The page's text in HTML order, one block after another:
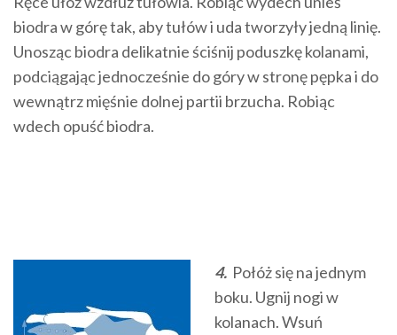
biodra w górę tak, aby tułów i uda tworzyły jedną linię.
Unosząc biodra delikatnie ściśnij poduszkę kolanami,
podciągając jednocześnie do góry w stronę pępka i do
wewnątrz mięśnie dolnej partii brzucha. Robiąc
wdech opuść biodra.
4. Połóż się na jednym
boku. Ugnij nogi w
kolanach. Wsuń